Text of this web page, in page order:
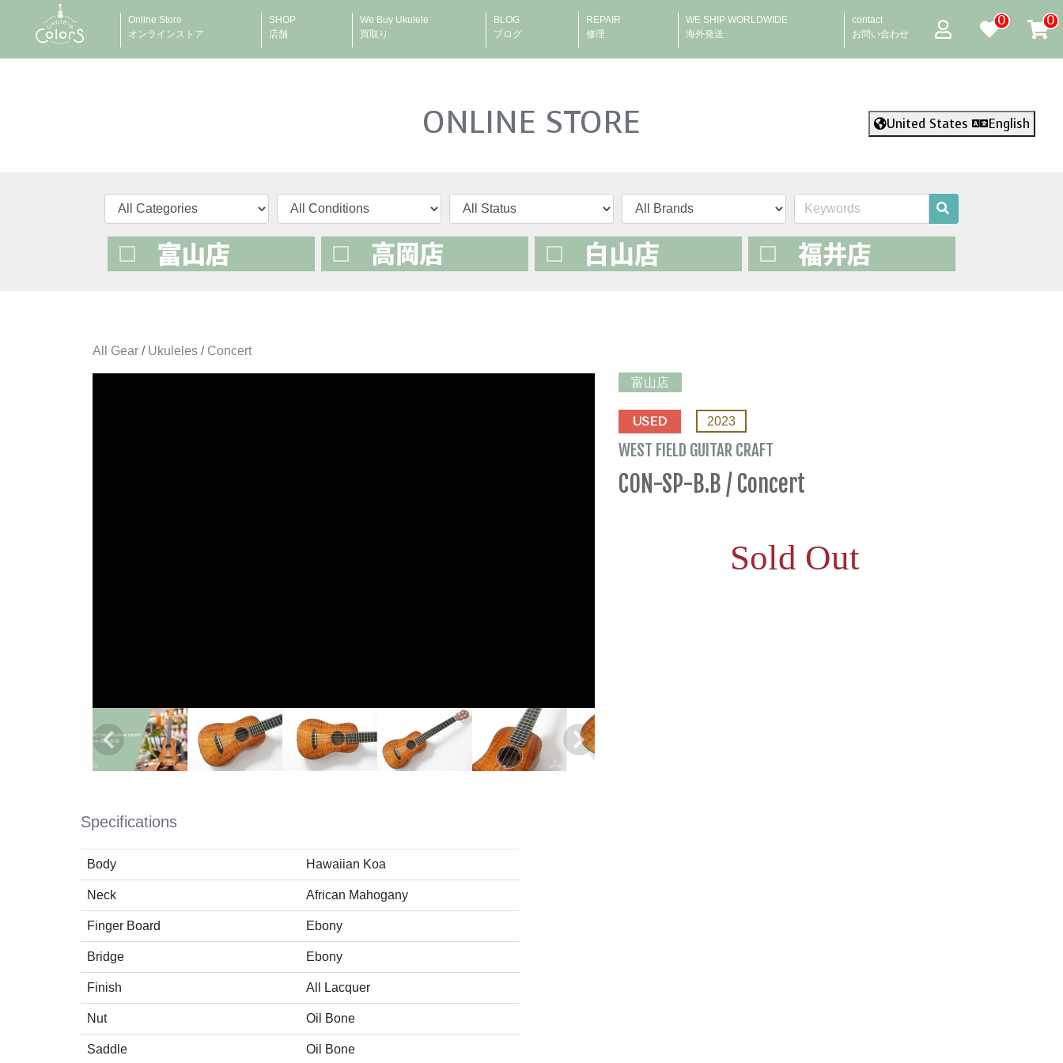
Online Store
オンラインストア
SHOP
店舗
We Buy Ukulele
買取り
BLOG
ブログ
REPAIR
修理
WE SHIP WORLDWIDE
海外発送
contact
お問い合わせ
0 0
ONLINE STORE United States English
All Gear / Ukuleles / Concert
富山店
USED 2023
WEST FIELD GUITAR CRAFT
CON-SP-B.B / Concert
Sold Out
Specifications
Body Hawaiian Koa
Neck African Mahogany
Finger Board Ebony
Bridge Ebony
Finish All Lacquer
Nut Oil Bone
Saddle Oil Bone